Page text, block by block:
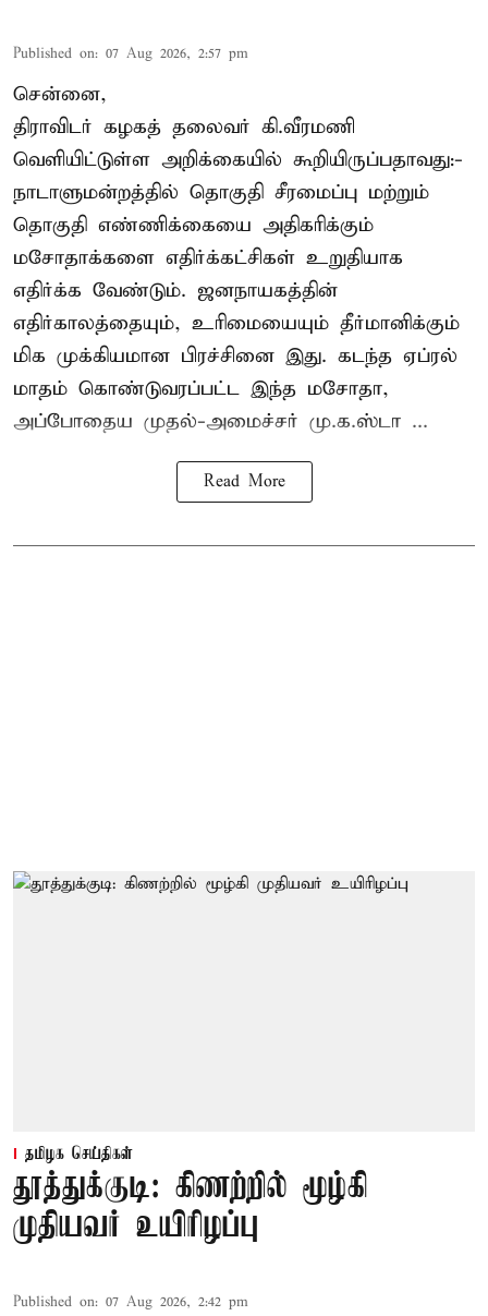
Published on: 07 Aug 2026, 2:57 pm
சென்னை,
திராவிடர் கழகத் தலைவர் கி.வீரமணி
வெளியிட்டுள்ள அறிக்கையில் கூறியிருப்பதாவது:-
நாடாளுமன்றத்தில் தொகுதி சீரமைப்பு மற்றும்
தொகுதி எண்ணிக்கையை அதிகரிக்கும்
மசோதாக்களை எதிர்க்கட்சிகள் உறுதியாக
எதிர்க்க வேண்டும். ஜனநாயகத்தின்
எதிர்காலத்தையும், உரிமையையும் தீர்மானிக்கும்
மிக முக்கியமான பிரச்சினை இது. கடந்த ஏப்ரல்
மாதம் கொண்டுவரப்பட்ட இந்த மசோதா,
அப்போதைய முதல்-அமைச்சர் மு.க.ஸ்டா ...
Read More
தமிழக செய்திகள்
தூத்துக்குடி: கிணற்றில் மூழ்கி
முதியவர் உயிரிழப்பு
Published on: 07 Aug 2026, 2:42 pm